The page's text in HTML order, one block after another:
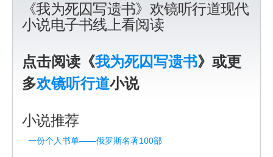
《我为死囚写遗书》欢镜听行道现代
小说电子书线上看阅读
点击阅读《我为死囚写遗书》或更
多欢镜听行道小说
小说推荐
一份个人书单——俄罗斯名著100部